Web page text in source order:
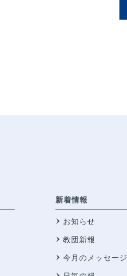
新着情報
お知らせ
教団新報
今月のメッセージ